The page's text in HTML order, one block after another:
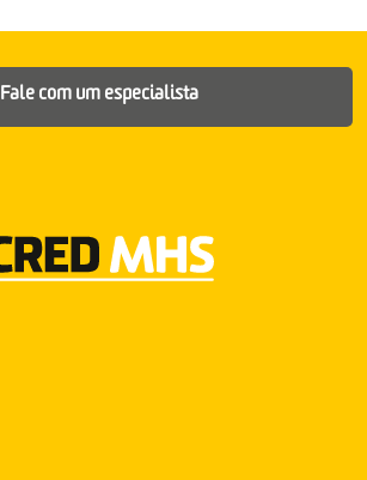
Fale com um especialista